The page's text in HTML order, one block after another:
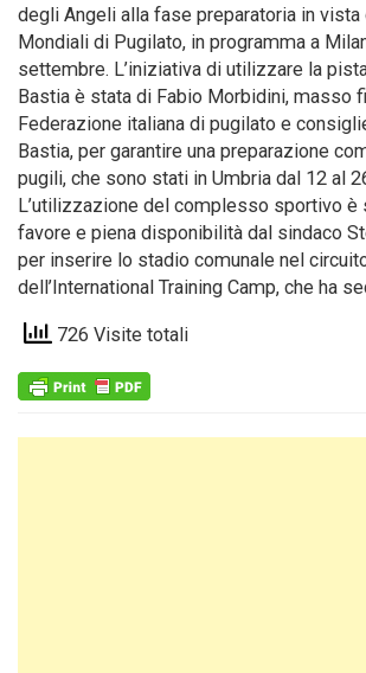
degli Angeli alla fase preparatoria in vista
Mondiali di Pugilato, in programma a
settembre. L’iniziativa di utilizzare la
Bastia è stata di Fabio Morbidini, masso
Federazione italiana di pugilato e
Bastia, per garantire una preparazione
pugili, che sono stati in Umbria dal 12 al
L’utilizzazione del complesso sportivo è
favore e piena disponibilità dal sindaco
per inserire lo stadio comunale nel
dell’International Training Camp, che ha
726 Visite totali